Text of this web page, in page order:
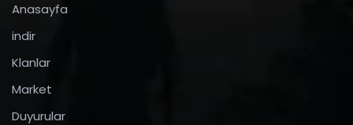
Anasayfa
indir
Klanlar
Market
Duyurular